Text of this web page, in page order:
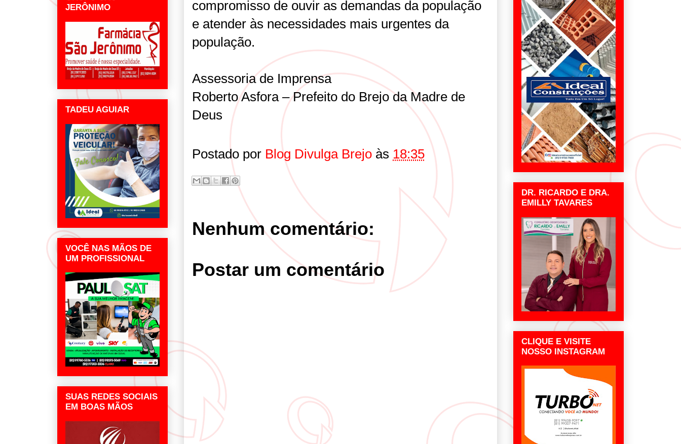
compromisso de ouvir as demandas da população
e atender às necessidades mais urgentes da
população.
Assessoria de Imprensa
Roberto Asfora – Prefeito do Brejo da Madre de
Deus
Postado por Blog Divulga Brejo às 18:35
Nenhum comentário:
Postar um comentário
JERÔNIMO
TADEU AGUIAR
VOCÊ NAS MÃOS DE
UM PROFISSIONAL
SUAS REDES SOCIAIS
EM BOAS MÃOS
DR. RICARDO E DRA.
EMILLY TAVARES
CLIQUE E VISITE
NOSSO INSTAGRAM